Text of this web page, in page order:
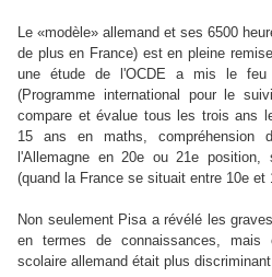
Le «modèle» allemand et ses 6500
de plus en France) est en pleine
une étude de l'OCDE a mis le feu
(Programme international pour le
compare et évalue tous les trois ans
15 ans en maths, compréhension
l'Allemagne en 20e ou 21e position,
(quand la France se situait entre 10e et
Non seulement Pisa a révélé les
en termes de connaissances,
scolaire allemand était plus